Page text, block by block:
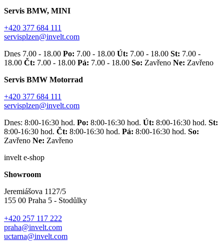
Servis BMW, MINI
+420 377 684 111
servisplzen@invelt.com
Dnes 7.00 - 18.00 Po: 7.00 - 18.00 Út: 7.00 - 18.00 St: 7.00 -
18.00 Čt: 7.00 - 18.00 Pá: 7.00 - 18.00 So: Zavřeno Ne: Zavřeno
Servis BMW Motorrad
+420 377 684 111
servisplzen@invelt.com
Dnes: 8:00-16:30 hod. Po: 8:00-16:30 hod. Út: 8:00-16:30 hod. St:
8:00-16:30 hod. Čt: 8:00-16:30 hod. Pá: 8:00-16:30 hod. So:
Zavřeno Ne: Zavřeno
invelt e-shop
Showroom
Jeremiášova 1127/5
155 00 Praha 5 - Stodůlky
+420 257 117 222
praha@invelt.com
uctarna@invelt.com